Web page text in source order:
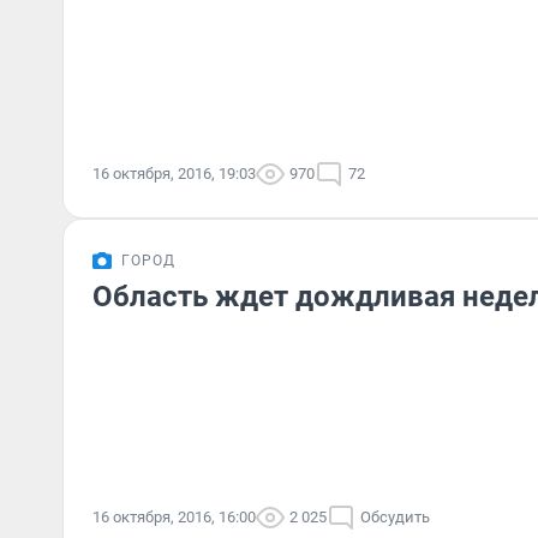
16 октября, 2016, 19:03 970 72
ГОРОД
Область ждет дождливая
16 октября, 2016, 16:00 2 025 Обсудить